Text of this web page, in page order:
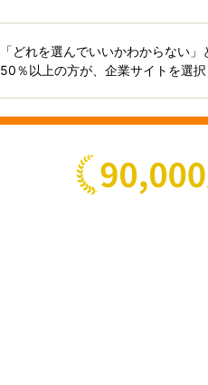
「どれを選んでいいかわからない
50％以上の方が、企業サイトを選択